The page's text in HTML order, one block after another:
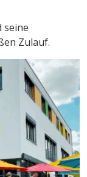
seine
Zulauf.